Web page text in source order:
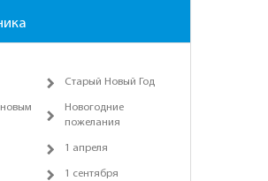
Старый Новый Год
Новогодние
пожелания
1 апреля
1 сентября